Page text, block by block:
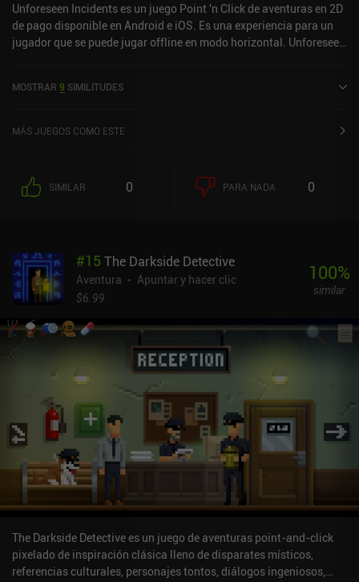
Unforeseen Incidents es un juego Point 'n Click de aventuras en 2D
de pago disponible en Android e iOS. Es una experiencia para un
jugador que se puede jugar offline en modo horizontal. Unforeseen
Store de iOS.
MOSTRAR 9 SIMILITUDES
MÁS JUEGOS COMO ESTE
SIMILAR 0 PARA NADA 0
#15 The Darkside Detective
Aventura
Apuntar y hacer clic
$6.99
100%
similar
The Darkside Detective es un juego de aventuras point-and-click
pixelado de inspiración clásica lleno de disparates místicos,
referencias culturales, personajes tontos, diálogos ingeniosos,